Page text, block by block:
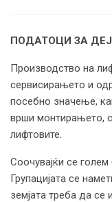
ПОДАТОЦИ ЗА
Производство на
сервисирањето и
посебно значење,
врши монтирањето,
лифтовите.
Соочувајќи се
Групацијата се
земјата треба да се